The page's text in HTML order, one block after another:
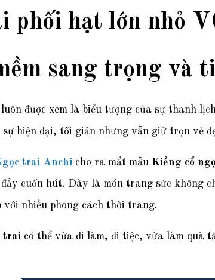
phối hạt lớn nhỏ
sang trọng và
luôn được xem là biểu tượng của sự thanh
hiện đại, tối giản nhưng vẫn giữ trọn vẻ
trai Anchi cho ra mắt mẫu Kiềng cổ
cuốn hút. Đây là món trang sức không
với nhiều phong cách thời trang.
trai có thể vừa đi làm, đi tiệc, vừa làm quà